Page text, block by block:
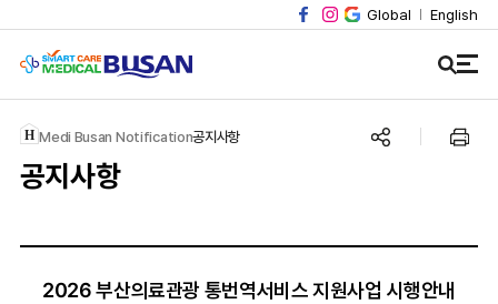
Global English
Medi Busan Notification공지사항
공지사항
2026 부산의료관광 통번역서비스 지원사업 시행안내